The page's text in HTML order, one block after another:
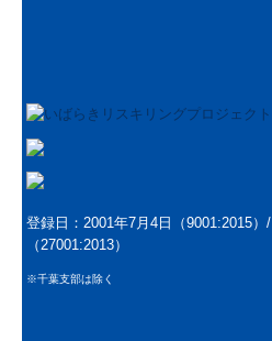
登録日：2001年7月4日（9001:2015）/
（27001:2013）
※千葉支部は除く